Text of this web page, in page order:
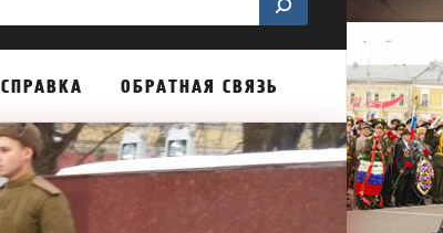
СПРАВКА ОБРАТНАЯ СВЯЗЬ